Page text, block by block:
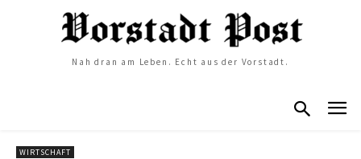
Nah dran am Leben. Echt aus der Vorstadt.
WIRTSCHAFT